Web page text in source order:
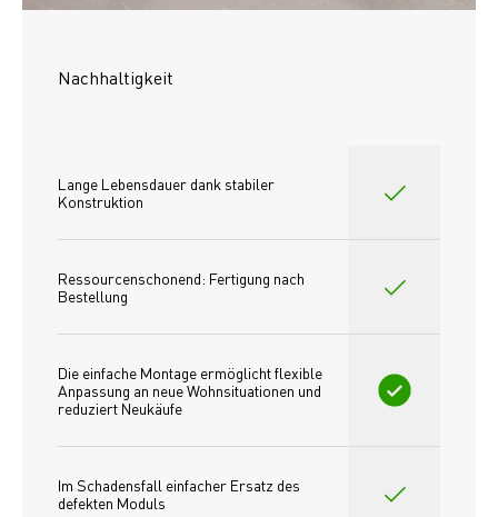
Nachhaltigkeit
Lange Lebensdauer dank stabiler
Konstruktion
Ressourcenschonend: Fertigung nach
Bestellung
Die einfache Montage ermöglicht flexible
Anpassung an neue Wohnsituationen und
reduziert Neukäufe
Im Schadensfall einfacher Ersatz des
defekten Moduls